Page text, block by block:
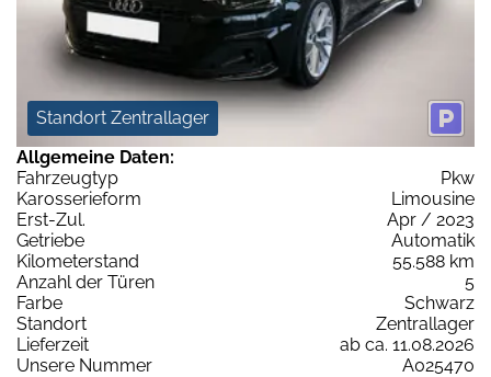
Standort Zentrallager
Allgemeine Daten:
Fahrzeugtyp
Pkw
Karosserieform
Limousine
Erst-Zul.
Apr / 2023
Getriebe
Automatik
Kilometerstand
55.588 km
Anzahl der Türen
5
Farbe
Schwarz
Standort
Zentrallager
Lieferzeit
ab ca. 11.08.2026
Unsere Nummer
A025470